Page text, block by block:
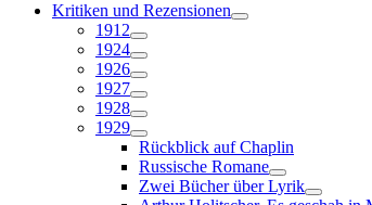
Kritiken und Rezensionen
1912
1924
1926
1927
1928
1929
Rückblick auf Chaplin
Russische Romane
Zwei Bücher über Lyrik